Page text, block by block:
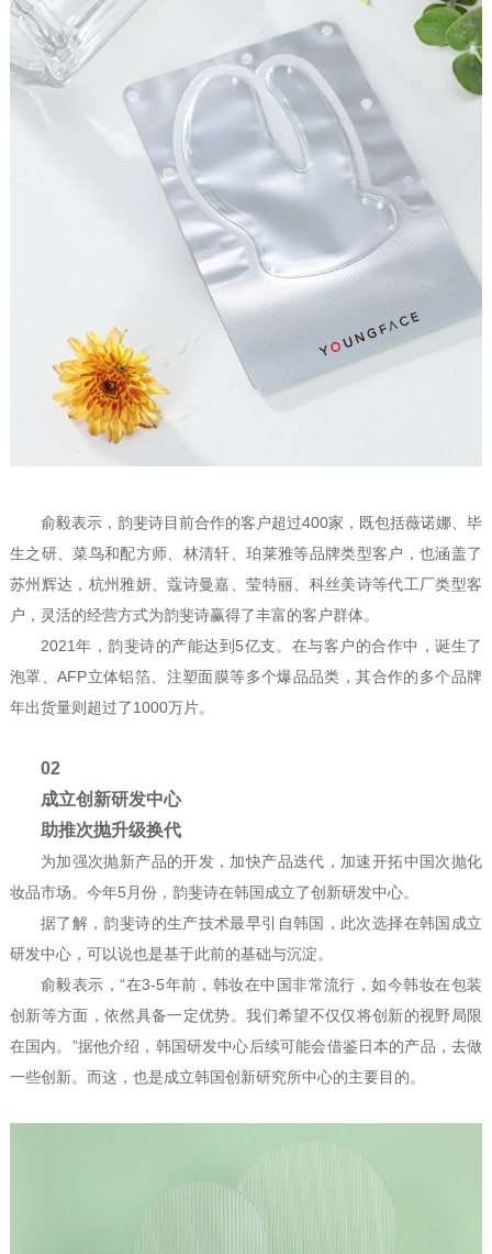
俞毅表示，韵斐诗目前合作的客户超过400家，既包括薇诺娜、毕
生之研、菜鸟和配方师、林清轩、珀莱雅等品牌类型客户，也涵盖了
苏州辉达，杭州雅妍、蔻诗曼嘉、莹特丽、科丝美诗等代工厂类型客
户，灵活的经营方式为韵斐诗赢得了丰富的客户群体。
2021年，韵斐诗的产能达到5亿支。在与客户的合作中，诞生了
泡罩、AFP立体铝箔、注塑面膜等多个爆品品类，其合作的多个品牌
年出货量则超过了1000万片。
02
成立创新研发中心
助推次抛升级换代
为加强次抛新产品的开发，加快产品迭代，加速开拓中国次抛化
妆品市场。今年5月份，韵斐诗在韩国成立了创新研发中心。
据了解，韵斐诗的生产技术最早引自韩国，此次选择在韩国成立
研发中心，可以说也是基于此前的基础与沉淀。
俞毅表示，“在3-5年前，韩妆在中国非常流行，如今韩妆在包装
创新等方面，依然具备一定优势。我们希望不仅仅将创新的视野局限
在国内。”据他介绍，韩国研发中心后续可能会借鉴日本的产品，去做
一些创新。而这，也是成立韩国创新研究所中心的主要目的。